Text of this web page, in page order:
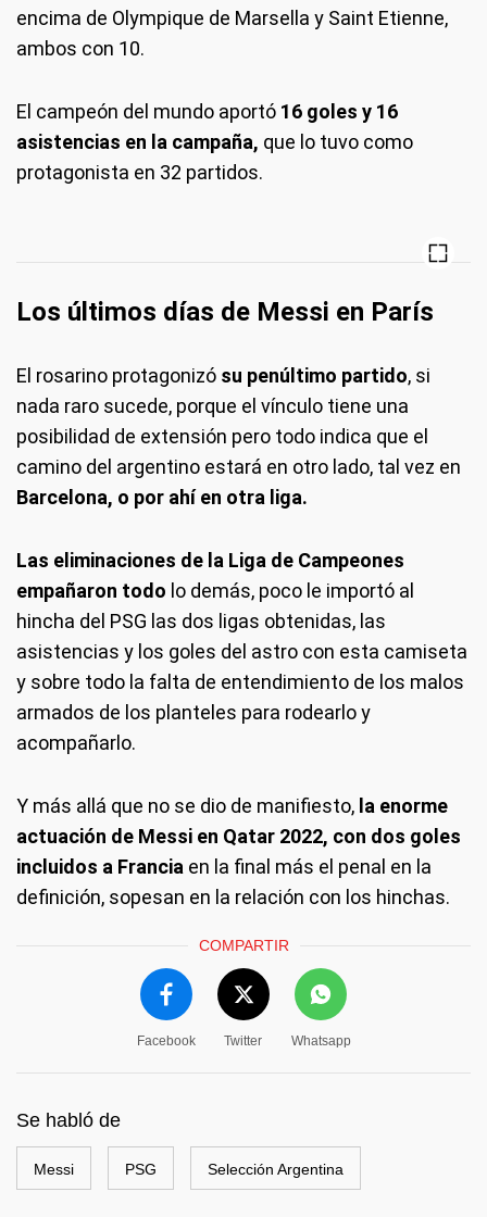
encima de Olympique de Marsella y Saint Etienne,
ambos con 10.
El campeón del mundo aportó 16 goles y 16
asistencias en la campaña, que lo tuvo como
protagonista en 32 partidos.
Los últimos días de Messi en París
El rosarino protagonizó su penúltimo partido, si
nada raro sucede, porque el vínculo tiene una
posibilidad de extensión pero todo indica que el
camino del argentino estará en otro lado, tal vez en
Barcelona, o por ahí en otra liga.
Las eliminaciones de la Liga de Campeones
empañaron todo lo demás, poco le importó al
hincha del PSG las dos ligas obtenidas, las
asistencias y los goles del astro con esta camiseta
y sobre todo la falta de entendimiento de los malos
armados de los planteles para rodearlo y
acompañarlo.
Y más allá que no se dio de manifiesto, la enorme
actuación de Messi en Qatar 2022, con dos goles
incluidos a Francia en la final más el penal en la
definición, sopesan en la relación con los hinchas.
COMPARTIR
Facebook Twitter Whatsapp
Se habló de
Messi PSG Selección Argentina